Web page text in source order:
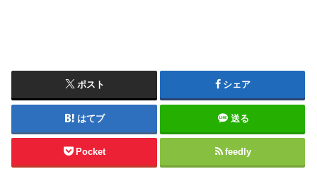
ポスト シェア
はてブ 送る
Pocket feedly